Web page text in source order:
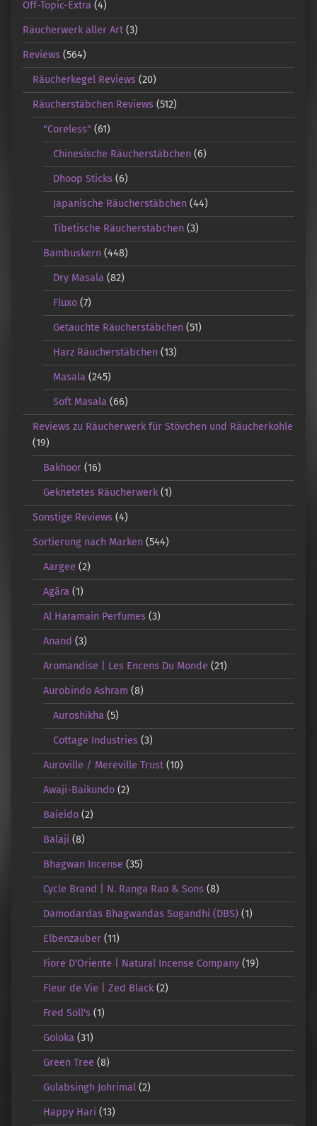
Off-Topic-Extra (4)
Räucherwerk aller Art (3)
Reviews (564)
Räucherkegel Reviews (20)
Räucherstäbchen Reviews (512)
"Coreless" (61)
Chinesische Räucherstäbchen (6)
Dhoop Sticks (6)
Japanische Räucherstäbchen (44)
Tibetische Räucherstäbchen (3)
Bambuskern(448)
Dry Masala (82)
Fluxo (7)
Getauchte Räucherstäbchen (51)
Harz Räucherstäbchen (13)
Masala (245)
Soft Masala (66)
Reviews zu Räucherwerk für Stövchen und Räucherkohle
(19)
Bakhoor(16)
Geknetetes Räucherwerk(1)
Sonstige Reviews (4)
Sortierung nach Marken (544)
Aargee (2)
Agāra (1)
Al Haramain Perfumes(3)
Anand (3)
Aromandise | Les Encens Du Monde (21)
Aurobindo Ashram (8)
Auroshikha (5)
Cottage Industries (3)
Auroville / Mereville Trust(10)
Awaji-Baikundo(2)
Baieido(2)
Balaji (8)
Bhagwan Incense (35)
Cycle Brand | N. Ranga Rao & Sons(8)
Damodardas Bhagwandas Sugandhi (DBS) (1)
Elbenzauber(11)
Fiore D'Oriente | Natural Incense Company(19)
Fleur de Vie | Zed Black(2)
Fred Soll's(1)
Goloka (31)
Green Tree (8)
Gulabsingh Johrimal(2)
Happy Hari (13)